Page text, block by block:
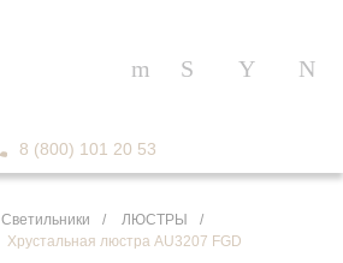
8 (800) 101 20 53
Светильники / ЛЮСТРЫ
/
Хрустальная люстра AU3207 FGD